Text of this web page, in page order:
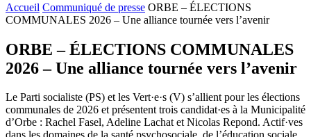
Accueil Communiqué de presse ORBE – ÉLECTIONS
COMMUNALES 2026 – Une alliance tournée vers l’avenir
ORBE – ÉLECTIONS COMMUNALES
2026 – Une alliance tournée vers l’avenir
Le Parti socialiste (PS) et les Vert·e·s (V) s’allient pour les élections
communales de 2026 et présentent trois candidat·es à la Municipalité
d’Orbe : Rachel Fasel, Adeline Lachat et Nicolas Repond. Actif·ves